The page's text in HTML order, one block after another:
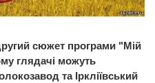
сюжет програми "Мій
глядачі можуть
та Іркліївський